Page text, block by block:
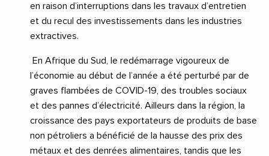
en raison d’interruptions dans les travaux d’entretien
et du recul des investissements dans les industries
extractives.
En Afrique du Sud, le redémarrage vigoureux de
l’économie au début de l’année a été perturbé par de
graves flambées de COVID-19, des troubles sociaux
et des pannes d’électricité. Ailleurs dans la région, la
croissance des pays exportateurs de produits de base
non pétroliers a bénéficié de la hausse des prix des
métaux et des denrées alimentaires, tandis que les